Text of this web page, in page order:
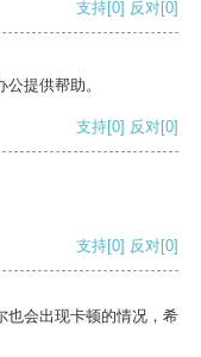
支持[0] 反对[0]
提供帮助。
支持[0] 反对[0]
支持[0] 反对[0]
也会出现卡顿的情况，希